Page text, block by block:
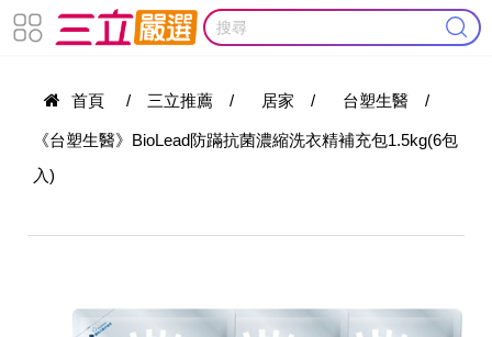
首頁 / 三立推薦 / 居家 / 台塑生醫 /
《台塑生醫》BioLead防蹣抗菌濃縮洗衣精補充包1.5kg(6包
入)